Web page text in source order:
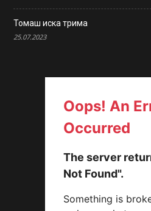
Томаш иска трима
25.07.2023